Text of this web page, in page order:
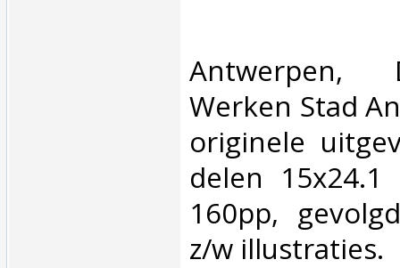
‎Antwerpen,
Werken Stad
originele
delen
160pp,
z/w illustraties.‎